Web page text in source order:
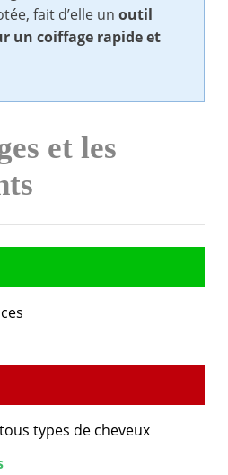
fait d’elle un outil
un coiffage rapide et
et les
types de cheveux